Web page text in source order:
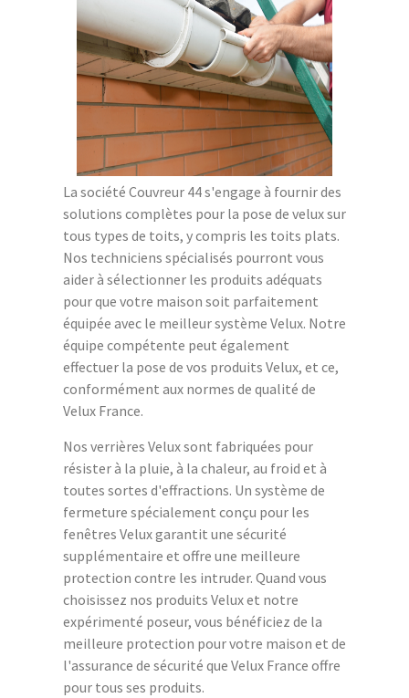
La société Couvreur 44 s'engage à fournir des
solutions complètes pour la pose de velux sur
tous types de toits, y compris les toits plats.
Nos techniciens spécialisés pourront vous
aider à sélectionner les produits adéquats
pour que votre maison soit parfaitement
équipée avec le meilleur système Velux. Notre
équipe compétente peut également
effectuer la pose de vos produits Velux, et ce,
conformément aux normes de qualité de
Velux France.
Nos verrières Velux sont fabriquées pour
résister à la pluie, à la chaleur, au froid et à
toutes sortes d'effractions. Un système de
fermeture spécialement conçu pour les
fenêtres Velux garantit une sécurité
supplémentaire et offre une meilleure
protection contre les intruder. Quand vous
choisissez nos produits Velux et notre
expérimenté poseur, vous bénéficiez de la
meilleure protection pour votre maison et de
l'assurance de sécurité que Velux France offre
pour tous ses produits.